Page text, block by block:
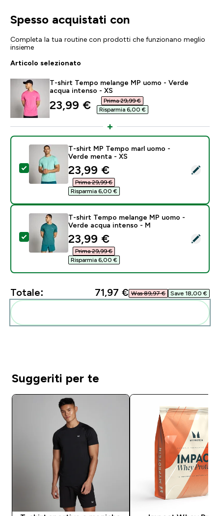
Spesso acquistati con
Completa la tua routine con prodotti che funzionano meglio
insieme
Articolo selezionato
T-shirt Tempo melange MP uomo - Verde
acqua intenso - XS
discounted price
23,99 €‎
Prima 29,99 €‎
Risparmia 6,00 €‎
Seleziona questo prodotto - T-shirt MP Tempo marl
T-shirt MP Tempo marl uomo -
Verde menta - XS
discounted price
23,99 €‎
Prima 29,99 €‎
Risparmia 6,00 €‎
Seleziona questo prodotto - T-shirt Tempo melange
T-shirt Tempo melange MP uomo -
Verde acqua intenso - M
discounted price
23,99 €‎
Prima 29,99 €‎
Risparmia 6,00 €‎
Totale: 71,97 €‎ Was 89,97 €‎ Save 18,00 €‎
Suggeriti per te